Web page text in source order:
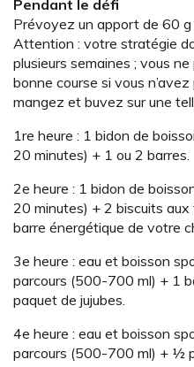
Pendant le défi
Prévoyez un apport de 60 g
Attention : votre stratégie
plusieurs semaines ; vous
bonne course si vous
mangez et buvez sur une
1re heure : 1 bidon de
20 minutes) + 1 ou 2 barres.
2e heure : 1 bidon de
20 minutes) + 2 biscuits aux
barre énergétique de votre
3e heure : eau et boisson
parcours (500-700 ml) + 1
paquet de jujubes.
4e heure : eau et boisson
parcours (500-700 ml) + ½